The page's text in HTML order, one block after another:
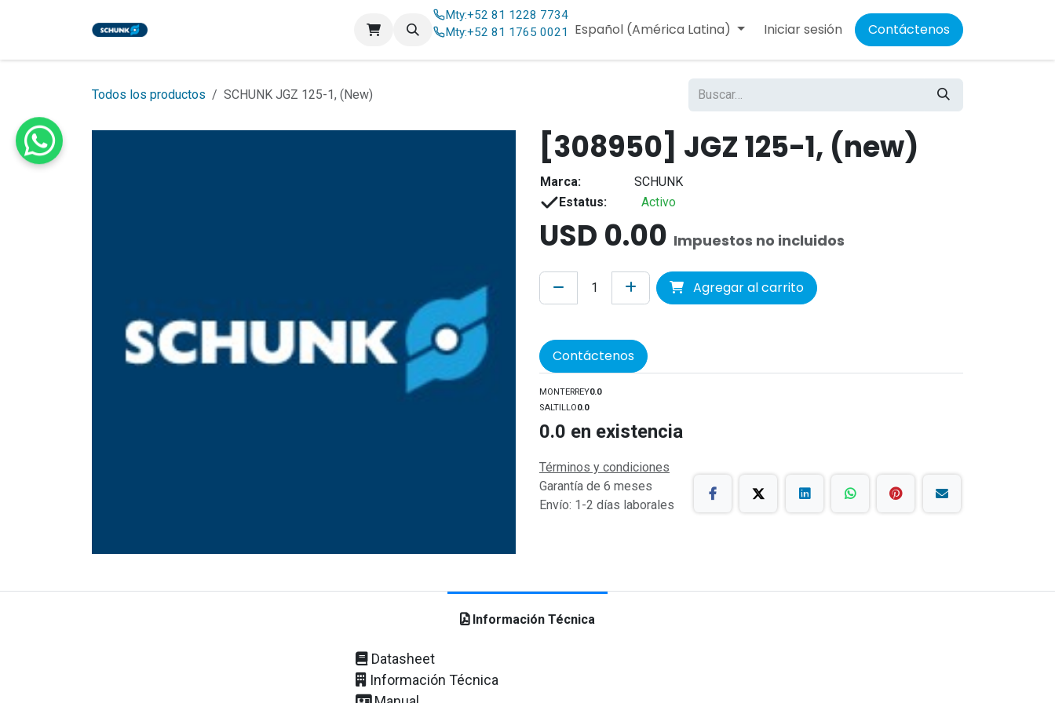
Contáctenos
Mty:+52 81 1228 7734
Mty:+52 81 1765 0021 Español (América Latina) Iniciar sesión Contáctenos
Todos los productos SCHUNK JGZ 125-1, (New)
[308950] JGZ 125-1, (new)
Marca:
SCHUNK
Estatus:
Activo
USD 0.00 Impuestos no incluidos
Agregar al carrito
Contáctenos
MONTERREY0.0
SALTILLO0.0
0.0 en existencia
Términos y condiciones
Garantía de 6 meses
Envío: 1-2 días laborales
Información Técnica
Datasheet
Información Técnica